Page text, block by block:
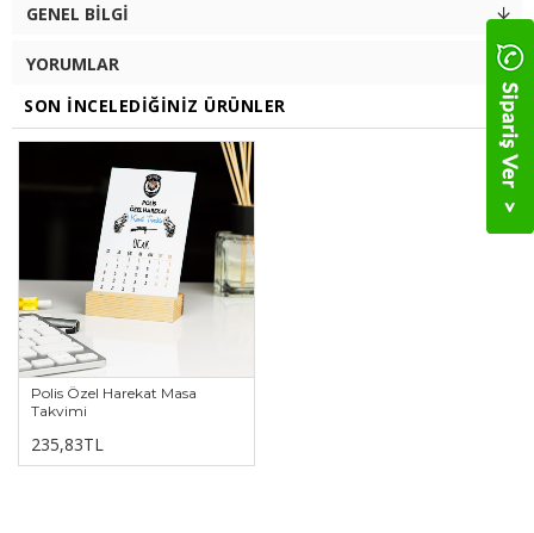
GENEL BILGI
YORUMLAR
SON İNCELEDIĞINIZ ÜRÜNLER
Polis Özel Harekat Masa
Takvimi
235,83TL